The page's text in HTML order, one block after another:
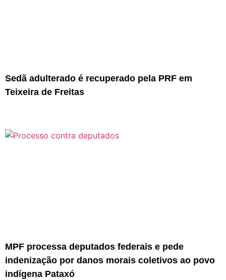
Sedã adulterado é recuperado pela PRF em
Teixeira de Freitas
MPF processa deputados federais e pede
indenização por danos morais coletivos ao povo
indígena Pataxó